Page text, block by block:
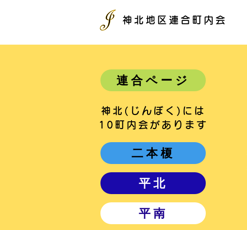
神北地区連合町内会
平北
平南
神北(じんぼく)には
10町内会があります
二本榎
連合ページ